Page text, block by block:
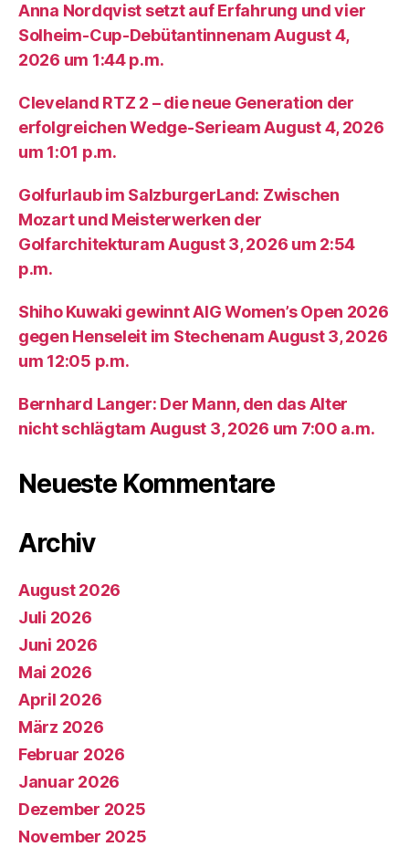
Anna Nordqvist setzt auf Erfahrung und vier
Solheim-Cup-Debütantinnenam August 4,
2026 um 1:44 p.m.
Cleveland RTZ 2 – die neue Generation der
erfolgreichen Wedge-Serieam August 4, 2026
um 1:01 p.m.
Golfurlaub im SalzburgerLand: Zwischen
Mozart und Meisterwerken der
Golfarchitekturam August 3, 2026 um 2:54
p.m.
Shiho Kuwaki gewinnt AIG Women’s Open 2026
gegen Henseleit im Stechenam August 3, 2026
um 12:05 p.m.
Bernhard Langer: Der Mann, den das Alter
nicht schlägtam August 3, 2026 um 7:00 a.m.
Neueste Kommentare
Archiv
August 2026
Juli 2026
Juni 2026
Mai 2026
April 2026
März 2026
Februar 2026
Januar 2026
Dezember 2025
November 2025